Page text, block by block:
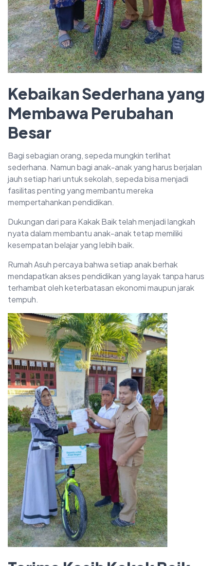
Kebaikan Sederhana yang
Membawa Perubahan
Besar
Bagi sebagian orang, sepeda mungkin terlihat
sederhana. Namun bagi anak-anak yang harus berjalan
jauh setiap hari untuk sekolah, sepeda bisa menjadi
fasilitas penting yang membantu mereka
mempertahankan pendidikan.
Dukungan dari para Kakak Baik telah menjadi langkah
nyata dalam membantu anak-anak tetap memiliki
kesempatan belajar yang lebih baik.
Rumah Asuh percaya bahwa setiap anak berhak
mendapatkan akses pendidikan yang layak tanpa harus
terhambat oleh keterbatasan ekonomi maupun jarak
tempuh.